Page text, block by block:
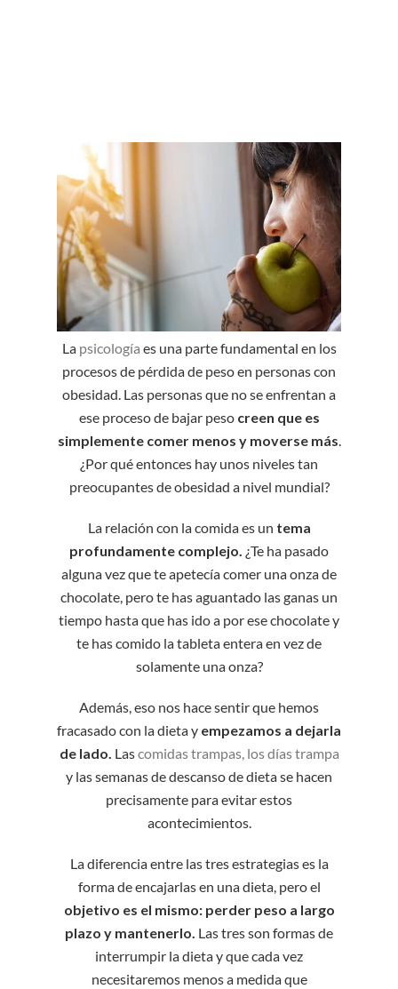
La psicología es una parte fundamental en los
procesos de pérdida de peso en personas con
obesidad. Las personas que no se enfrentan a
ese proceso de bajar peso creen que es
simplemente comer menos y moverse más.
¿Por qué entonces hay unos niveles tan
preocupantes de obesidad a nivel mundial?
La relación con la comida es un tema
profundamente complejo. ¿Te ha pasado
alguna vez que te apetecía comer una onza de
chocolate, pero te has aguantado las ganas un
tiempo hasta que has ido a por ese chocolate y
te has comido la tableta entera en vez de
solamente una onza?
Además, eso nos hace sentir que hemos
fracasado con la dieta y empezamos a dejarla
de lado. Lascomidas trampas, los días trampa
y las semanas de descanso de dieta se hacen
precisamente para evitar estos
acontecimientos.
La diferencia entre las tres estrategias es la
forma de encajarlas en una dieta, pero el
objetivo es el mismo: perder peso a largo
plazo y mantenerlo. Las tres son formas de
interrumpir la dieta y que cada vez
necesitaremos menos a medida que